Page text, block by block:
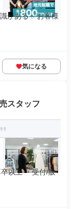
がある ✅お客様
気になる
スタッフ
以上 ・受付/販